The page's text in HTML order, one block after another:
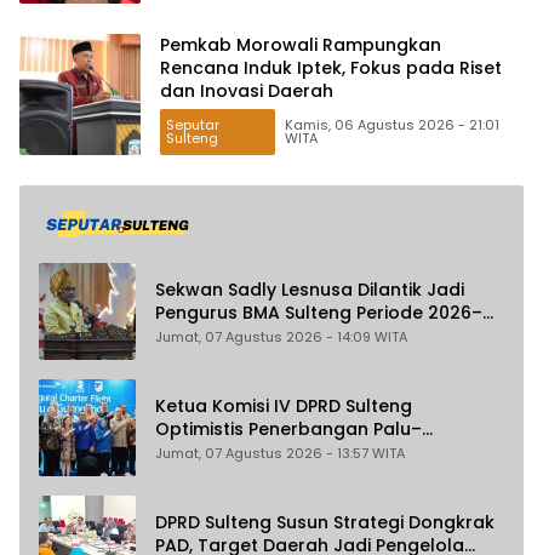
Pemkab Morowali Rampungkan
Rencana Induk Iptek, Fokus pada Riset
dan Inovasi Daerah
Seputar
Sulteng
Kamis, 06 Agustus 2026 - 21:01
WITA
Sekwan Sadly Lesnusa Dilantik Jadi
Pengurus BMA Sulteng Periode 2026–
2031
Jumat, 07 Agustus 2026 - 14:09 WITA
Ketua Komisi IV DPRD Sulteng
Optimistis Penerbangan Palu–
Guangzhou Dongkrak Ekspor dan
Jumat, 07 Agustus 2026 - 13:57 WITA
DPRD Sulteng Susun Strategi Dongkrak
PAD, Target Daerah Jadi Pengelola